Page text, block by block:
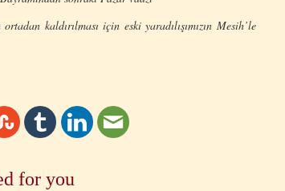
kaldırılması için eski yaradılışımızın Mesih’le
for you